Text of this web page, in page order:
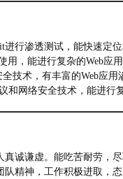
Metasploit进行渗透测试，能快
Suite的使用，能进行复杂的
了解Web安全技术，有丰富的Web
解网络协议和网络安全技术，能
诚谦虚。能吃苦耐劳，
精神，工作积极进取，态